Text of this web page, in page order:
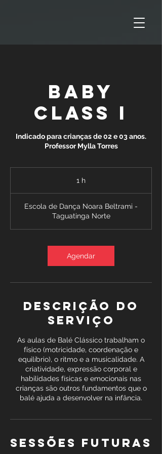
Baby
Class I
Indicado para crianças de 02 e 03 anos.
Professor Mylla Torres
1 h
Escola de Dança Noara Beltrami -
Taguatinga Norte
Agendar
Descrição do
serviço
As aulas de Balé Clássico trabalham o
físico (motricidade, coordenação e
equilíbrio), o ritmo e a musicalidade. A
criatividade, expressão corporal e
habilidades físicas e emocionais nas
crianças são outros fundamentos que o
balé ajuda a desenvolver na infância.
Sessões futuras